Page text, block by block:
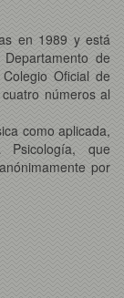
en 1989 y está
de
Oficial de
números al
como aplicada,
que
por